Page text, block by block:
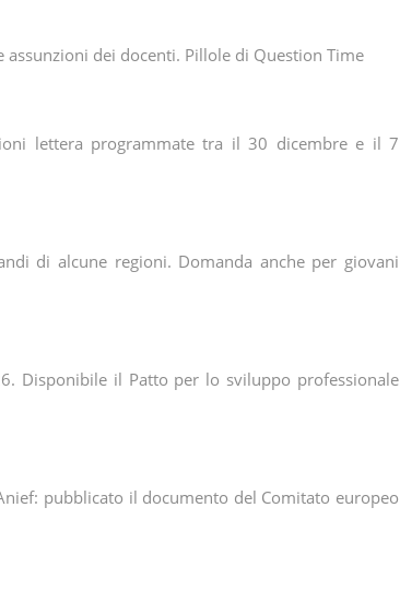
dei docenti. Pillole di Question Time
lettera programmate tra il 30 dicembre e il 7
di alcune regioni. Domanda anche per giovani
Disponibile il Patto per lo sviluppo professionale
pubblicato il documento del Comitato europeo